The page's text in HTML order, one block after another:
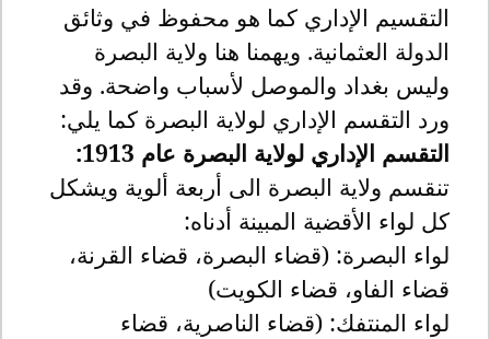
التقسيم الإداري كما هو محفوظ في وثائق
الدولة العثمانية. ويهمنا هنا ولاية البصرة
وليس بغداد والموصل لأسباب واضحة. وقد
ورد التقسم الإداري لولاية البصرة كما يلي:
التقسم الإداري لولاية البصرة عام 1913:
تنقسم ولاية البصرة الى أربعة ألوية ويشكل
كل لواء الأقضية المبينة أدناه:
لواء البصرة: (قضاء البصرة، قضاء القرنة،
قضاء الفاو، قضاء الكويت)
لواء المنتفك: (قضاء الناصرية، قضاء